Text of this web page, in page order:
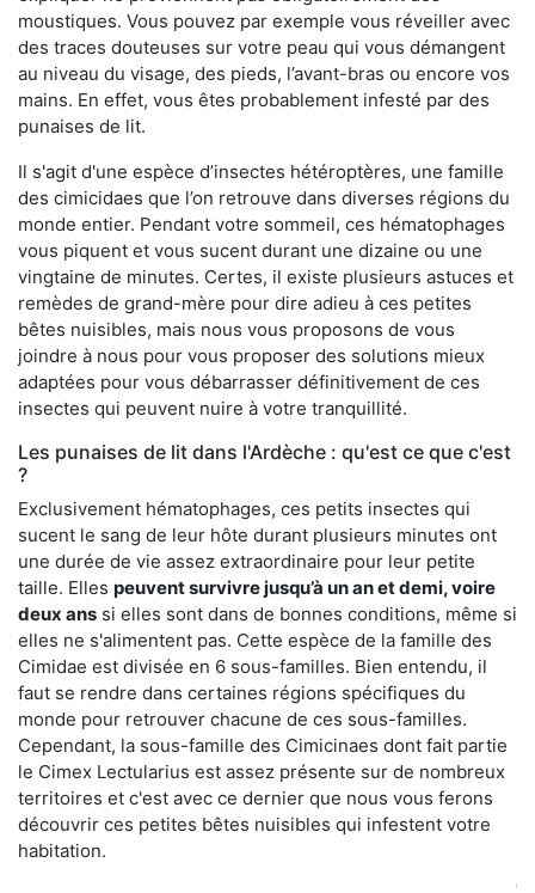
moustiques. Vous pouvez par exemple vous réveiller avec
des traces douteuses sur votre peau qui vous démangent
au niveau du visage, des pieds, l’avant-bras ou encore vos
mains. En effet, vous êtes probablement infesté par des
punaises de lit.
Il s'agit d'une espèce d’insectes hétéroptères, une famille
des cimicidaes que l’on retrouve dans diverses régions du
monde entier. Pendant votre sommeil, ces hématophages
vous piquent et vous sucent durant une dizaine ou une
vingtaine de minutes. Certes, il existe plusieurs astuces et
remèdes de grand-mère pour dire adieu à ces petites
bêtes nuisibles, mais nous vous proposons de vous
joindre à nous pour vous proposer des solutions mieux
adaptées pour vous débarrasser définitivement de ces
insectes qui peuvent nuire à votre tranquillité.
Les punaises de lit dans l'Ardèche : qu'est ce que c'est
?
Exclusivement hématophages, ces petits insectes qui
sucent le sang de leur hôte durant plusieurs minutes ont
une durée de vie assez extraordinaire pour leur petite
taille. Elles peuvent survivre jusqu’à un an et demi, voire
deux ans si elles sont dans de bonnes conditions, même si
elles ne s'alimentent pas. Cette espèce de la famille des
Cimidae est divisée en 6 sous-familles. Bien entendu, il
faut se rendre dans certaines régions spécifiques du
monde pour retrouver chacune de ces sous-familles.
Cependant, la sous-famille des Cimicinaes dont fait partie
le Cimex Lectularius est assez présente sur de nombreux
territoires et c'est avec ce dernier que nous vous ferons
découvrir ces petites bêtes nuisibles qui infestent votre
habitation.